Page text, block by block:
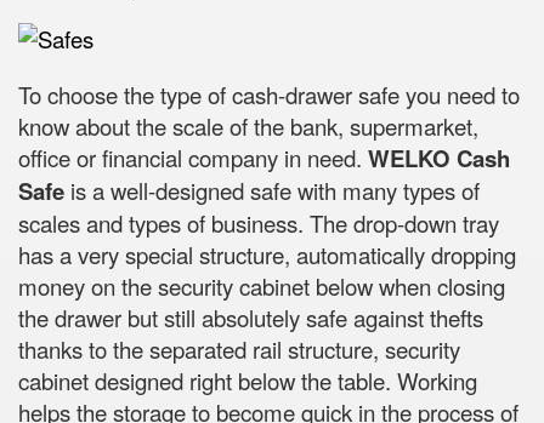
To choose the type of cash-drawer safe you need to
know about the scale of the bank, supermarket,
office or financial company in need. WELKO Cash
Safe is a well-designed safe with many types of
scales and types of business. The drop-down tray
has a very special structure, automatically dropping
money on the security cabinet below when closing
the drawer but still absolutely safe against thefts
thanks to the separated rail structure, security
cabinet designed right below the table. Working
helps the storage to become quick in the process of